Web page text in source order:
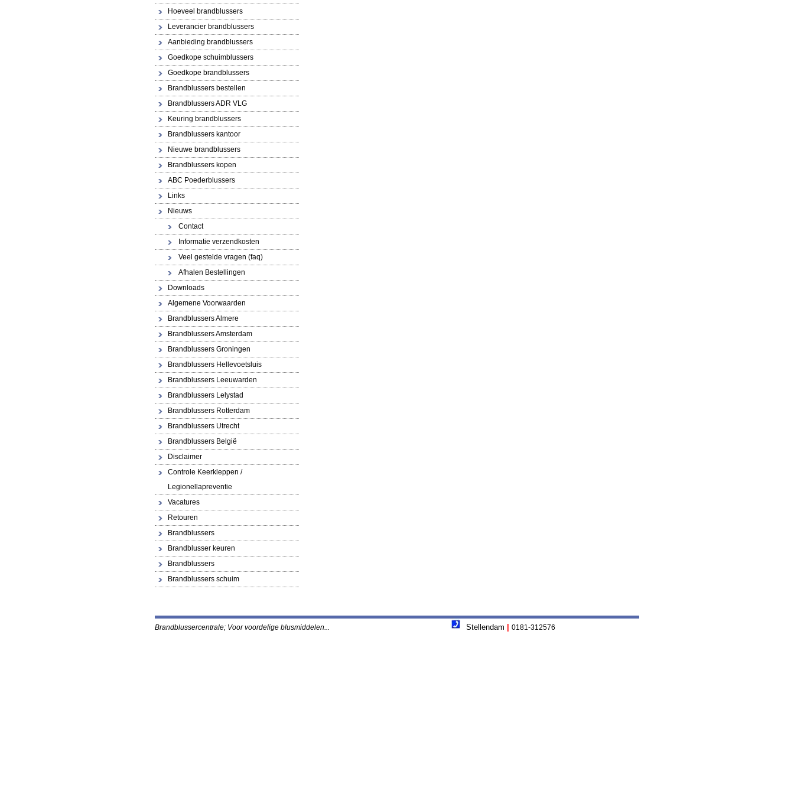
Hoeveel brandblussers
Leverancier brandblussers
Aanbieding brandblussers
Goedkope schuimblussers
Goedkope brandblussers
Brandblussers bestellen
Brandblussers ADR VLG
Keuring brandblussers
Brandblussers kantoor
Nieuwe brandblussers
Brandblussers kopen
ABC Poederblussers
Links
Nieuws
Contact
Informatie verzendkosten
Veel gestelde vragen (faq)
Afhalen Bestellingen
Downloads
Algemene Voorwaarden
Brandblussers Almere
Brandblussers Amsterdam
Brandblussers Groningen
Brandblussers Hellevoetsluis
Brandblussers Leeuwarden
Brandblussers Lelystad
Brandblussers Rotterdam
Brandblussers Utrecht
Brandblussers België
Disclaimer
Controle Keerkleppen /
Legionellapreventie
Vacatures
Retouren
Brandblussers
Brandblusser keuren
Brandblussers
Brandblussers schuim
Brandblussercentrale; Voor voordelige blusmiddelen... Stellendam 0181-312576